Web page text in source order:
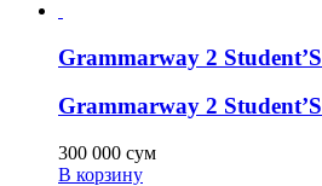
Grammarway 2
Grammarway 2
300 000 сум
В корзину